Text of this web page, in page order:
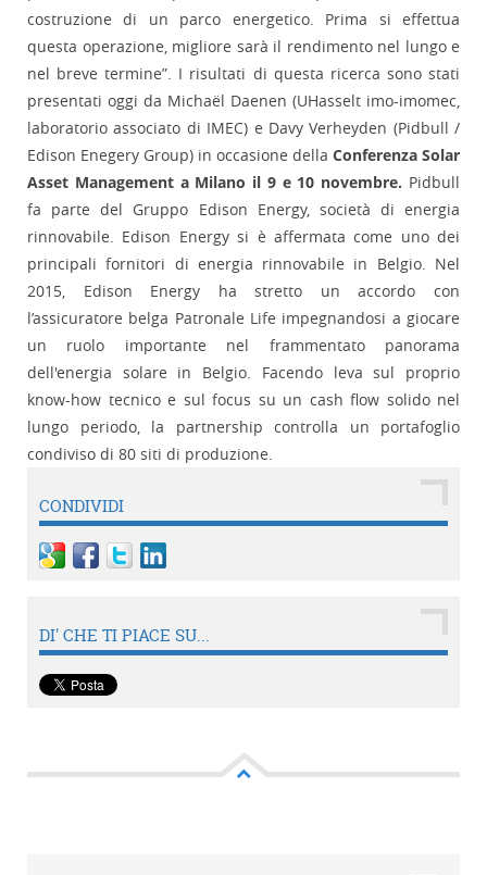
costruzione di un parco energetico. Prima si effettua
questa operazione, migliore sarà il rendimento nel lungo e
nel breve termine”. I risultati di questa ricerca sono stati
presentati oggi da Michaël Daenen (UHasselt imo-imomec,
laboratorio associato di IMEC) e Davy Verheyden (Pidbull /
Edison Enegery Group) in occasione della Conferenza Solar
Asset Management a Milano il 9 e 10 novembre. Pidbull
fa parte del Gruppo Edison Energy, società di energia
rinnovabile. Edison Energy si è affermata come uno dei
principali fornitori di energia rinnovabile in Belgio. Nel
2015, Edison Energy ha stretto un accordo con
l’assicuratore belga Patronale Life impegnandosi a giocare
un ruolo importante nel frammentato panorama
dell'energia solare in Belgio. Facendo leva sul proprio
know-how tecnico e sul focus su un cash flow solido nel
lungo periodo, la partnership controlla un portafoglio
condiviso di 80 siti di produzione.
CONDIVIDI
DI' CHE TI PIACE SU...